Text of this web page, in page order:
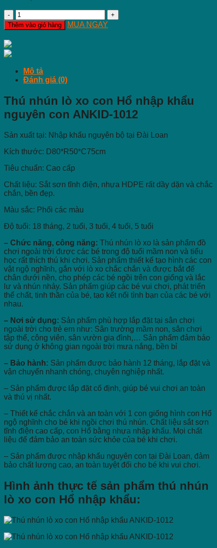
Thú
nhún
lò
nhập
khẩu
ANKID-
số
lượng
Thêm vào giỏ hàng MUA NGAY
Mô tả
Đánh giá (0)
Thú nhún lò xo con Hổ nhập khẩu
nguyên con ANKID-1012
Sản xuất tại: Nhập khẩu nguyên bộ tại Đài Loan
Kích thước: D80*R50*C75cm
Tiêu chuẩn: Cao cấp
Chất liệu: Sắt sơn tĩnh điện, nhựa HDPE rất dầy dặn và chắc
chắn, bền đẹp.
Màu sắc: Phối các màu
Độ tuổi: 18 tháng, 2 tuổi, 3 tuổi, 4 tuổi, 5 tuổi
– Chức năng, công năng: Thú nhún lò xo là sản phẩm đồ
chơi ngoài trời được các bé trong độ tuổi mầm non và tiểu
học rất thích thú khi chơi. Sản phẩm thiết kế tạo hình các con
vật ngộ nghĩnh, gắn với lò xo chắc chắn và được bắt đế
chân dưới nền, cho phép các bé ngồi trên con giống và lắc
lư và nhún nhảy. Sản phẩm giúp các bé vui chơi, phát triển
thể chất, tinh thần của bé, tạo kết nối tình bạn của các bé với
nhau.
– Nơi sử dụng: Sản phẩm phù hợp lắp đặt tại sân chơi
ngoài trời cho trẻ em như: Sân trường mầm non, sân chơi
tập thể, công viên, sân vườn gia đình,… Sản phẩm đảm bảo
sử dụng ở không gian ngoài trời mưa nắng, bền bỉ
– Bảo hành: Sản phẩm được bảo hành 12 tháng, lắp đặt và
vận chuyển nhanh chóng, chuyên nghiệp nhất.
– Sản phẩm được lắp đặt cố định, giúp bé vui chơi an toàn
và thú vị nhất.
– Thiết kế chắc chắn và an toàn với 1 con giống hình con Hổ
ngộ nghĩnh cho bé khi ngồi chơi thú nhún. Chất liệu sắt sơn
tĩnh điện cao cấp, con Hổ bằng nhựa nhập khẩu. Mọi chất
liệu để đảm bảo an toàn sức khỏe của bé khi chơi.
– Sản phẩm được nhập khẩu nguyên con tại Đài Loan, đảm
bảo chất lượng cao, an toàn tuyệt đối cho bé khi vui chơi.
Hình ảnh thực tế sản phẩm thú nhún
lò xo con Hổ nhập khẩu: